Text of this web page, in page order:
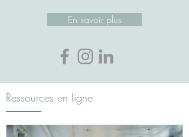
En savoir plus
Ressources en ligne